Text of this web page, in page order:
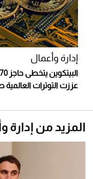
إدارة وأعمال
عززت التوترات
المزيد من إدارة